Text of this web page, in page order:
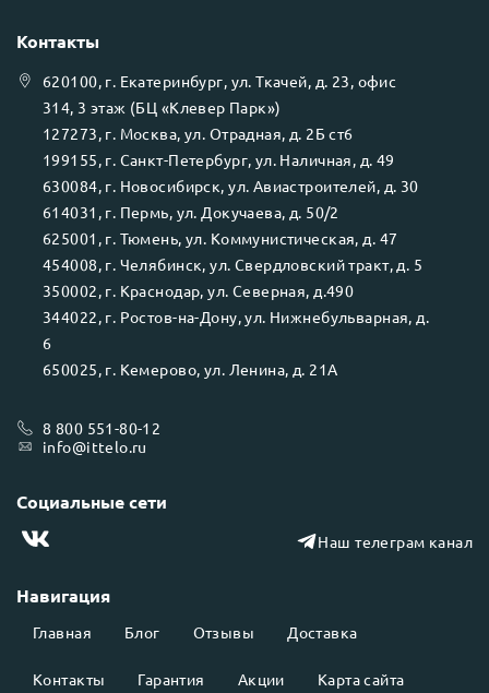
Навигация
Главная Блог Отзывы Доставка
Контакты Гарантия Акции Карта сайта
Контакты
620100, г. Екатеринбург, ул.Ткачей, д. 23, офис
314, 3 этаж (БЦ «Клевер Парк»)
127273, г. Москва, ул. Отрадная, д. 2Б ст6
199155, г. Санкт-Петербург, ул. Наличная, д. 49
630084, г. Новосибирск, ул. Авиастроителей, д. 30
614031 , г. Пермь, ул. Докучаева, д. 50/2
625001 , г. Тюмень, ул. Коммунистическая, д. 47
454008, г. Челябинск, ул. Свердловский тракт, д. 5
350002, г. Краснодар, ул. Северная, д.490
344022, г. Ростов-на-Дону, ул. Нижнебульварная, д.
6
650025, г. Кемерово, ул. Ленина, д. 21А
8 800 551-80-12
info@ittelo.ru
Социальные сети
Наш телеграм канал